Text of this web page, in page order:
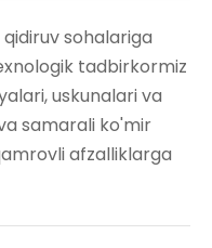
sohalariga
tadbirkormiz
uskunalari va
samarali ko'mir
afzalliklarga